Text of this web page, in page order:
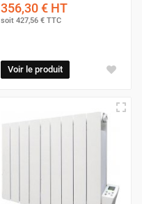
Cliquez ici pour consulter
356,30 € HT
soit 427,56 € TTC
Voir le produit